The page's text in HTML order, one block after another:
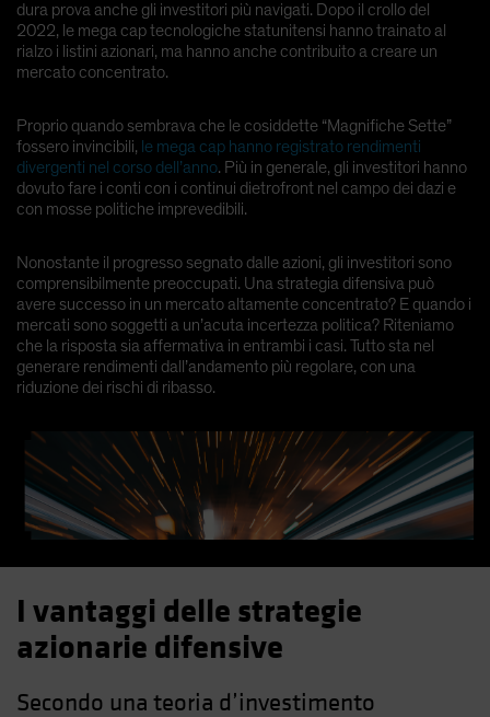
Taiwan - 台灣
UK
United States (US Citizens)
dura prova anche gli investitori più navigati. Dopo il crollo del
2022, le mega cap tecnologiche statunitensi hanno trainato al
rialzo i listini azionari, ma hanno anche contribuito a creare un
mercato concentrato.
Proprio quando sembrava che le cosiddette “Magnifiche Sette”
fossero invincibili, le mega cap hanno registrato rendimenti
divergenti nel corso dell’anno. Più in generale, gli investitori hanno
dovuto fare i conti con i continui dietrofront nel campo dei dazi e
con mosse politiche imprevedibili.
Nonostante il progresso segnato dalle azioni, gli investitori sono
comprensibilmente preoccupati. Una strategia difensiva può
avere successo in un mercato altamente concentrato? E quando i
mercati sono soggetti a un’acuta incertezza politica? Riteniamo
che la risposta sia affermativa in entrambi i casi. Tutto sta nel
generare rendimenti dall’andamento più regolare, con una
riduzione dei rischi di ribasso.
I vantaggi delle strategie
azionarie difensive
Secondo una teoria d’investimento